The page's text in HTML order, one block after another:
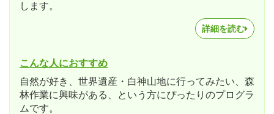
します。
詳細を読む
こんな人におすすめ
自然が好き、世界遺産・白神山地に行ってみたい、森
林作業に興味がある、という方にぴったりのプログラ
ムです。